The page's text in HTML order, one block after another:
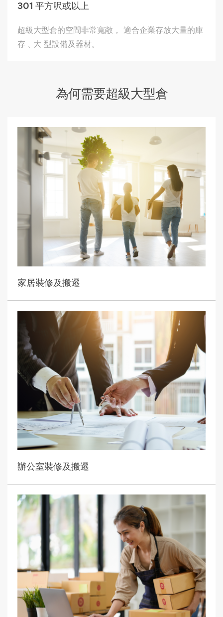
301 平方呎或以上
超級大型倉的空間非常寬敞， 適合企業存放大量的庫
存﹑大 型設備及器材。
為何需要超級大型倉
家居裝修及搬遷
辦公室裝修及搬遷